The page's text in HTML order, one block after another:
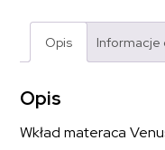
VENUS
BLUE
X7
Opis Informacje
Opis
Wkład materaca